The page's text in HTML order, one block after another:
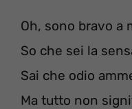
Oh, sono bravo a
So che sei la
Sai che odio
Ma tutto non